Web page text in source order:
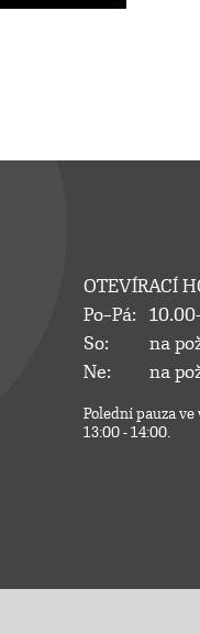
OTEVÍRACÍ
Po–Pá:
So:
na
Ne:
na
Polední pauza
13:00 - 14:00.